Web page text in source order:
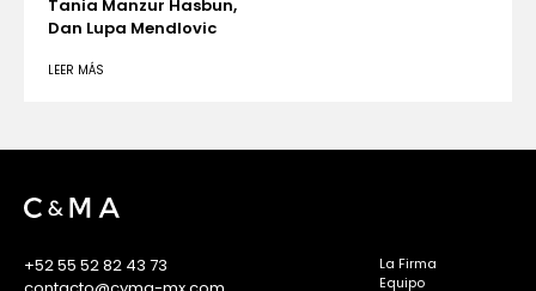
Tania Manzur Hasbun,
Dan Lupa Mendlovic
LEER MÁS
+52 55 52 82 43 73
La Firma
Equipo